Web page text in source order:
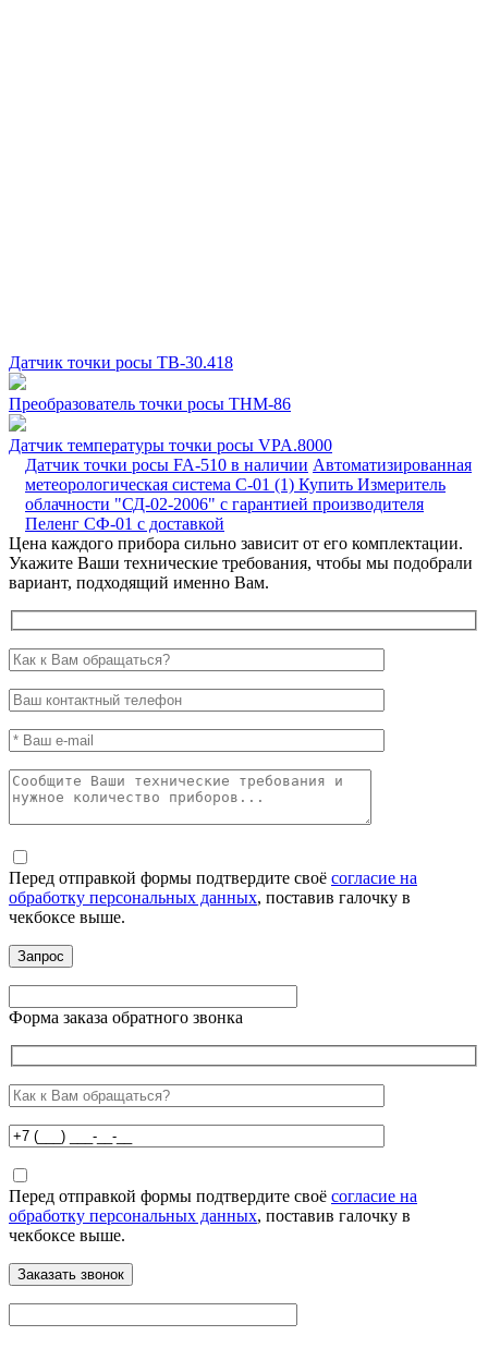
Датчик точки росы ТВ-30.418
Преобразователь точки росы THM-86
Датчик температуры точки росы VPA.8000
Датчик точки росы FA-510 в наличии Автоматизированная
метеорологическая система С-01 (1) Купить Измеритель
облачности "СД-02-2006" с гарантией производителя
Пеленг СФ-01 с доставкой
Цена каждого прибора сильно зависит от его комплектации.
Укажите Ваши технические требования, чтобы мы подобрали
вариант, подходящий именно Вам.
Перед отправкой формы подтвердите своё согласие на
обработку персональных данных, поставив галочку в
чекбоксе выше.
Форма заказа обратного звонка
Перед отправкой формы подтвердите своё согласие на
обработку персональных данных, поставив галочку в
чекбоксе выше.